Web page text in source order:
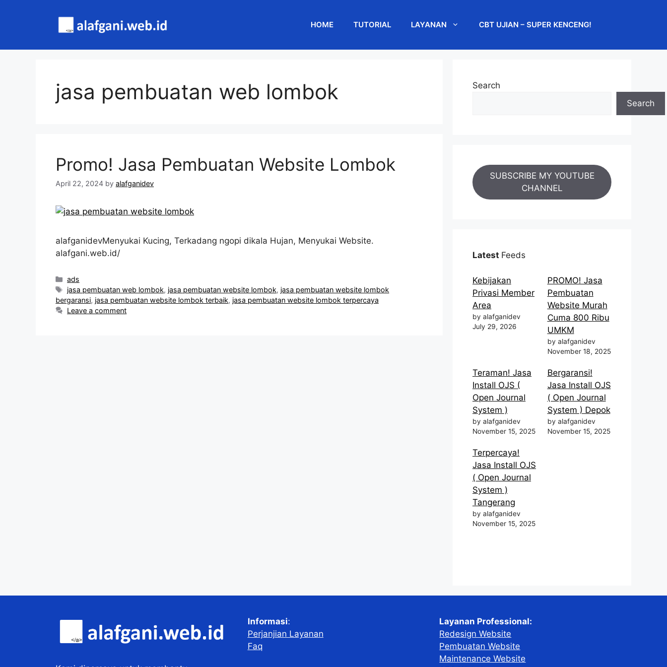
HOME TUTORIAL LAYANAN CBT UJIAN – SUPER KENCENG!
jasa pembuatan web lombok
Promo! Jasa Pembuatan Website Lombok
April 22, 2024 by alafganidev
alafganidevMenyukai Kucing, Terkadang ngopi dikala Hujan, Menyukai Website.
alafgani.web.id/
Categories
ads
Tags
jasa pembuatan web lombok, jasa pembuatan website lombok, jasa pembuatan website lombok
bergaransi, jasa pembuatan website lombok terbaik, jasa pembuatan website lombok terpercaya
Leave a comment
Search
Search
SUBSCRIBE MY YOUTUBE
CHANNEL
Latest Feeds
Kebijakan
Privasi Member
Area
by alafganidev
July 29, 2026
PROMO! Jasa
Pembuatan
Website Murah
Cuma 800 Ribu
UMKM
by alafganidev
November 18, 2025
Teraman! Jasa
Install OJS (
Open Journal
System )
by alafganidev
November 15, 2025
Bergaransi!
Jasa Install OJS
( Open Journal
System ) Depok
by alafganidev
November 15, 2025
Terpercaya!
Jasa Install OJS
( Open Journal
System )
Tangerang
by alafganidev
November 15, 2025
Informasi:
Perjanjian Layanan
Faq
Layanan Professional:
Redesign Website
Pembuatan Website
Maintenance Website